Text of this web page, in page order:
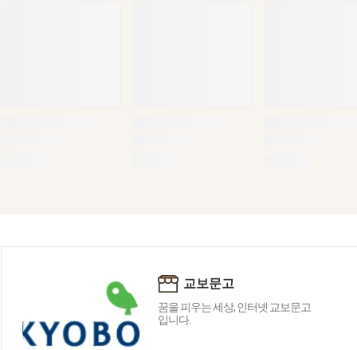
교보문고
꿈을 피우는 세상, 인터넷 교보문고
입니다.